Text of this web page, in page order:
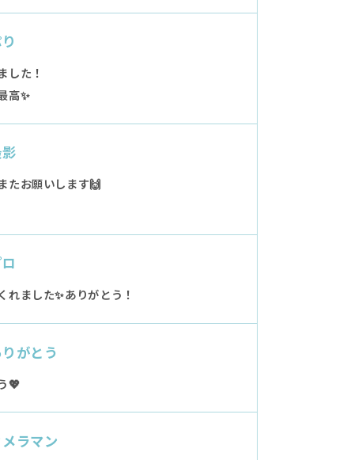
した！
高✨
たお願いします🙌
ました✨ありがとう！
がとう
💖
ラマン